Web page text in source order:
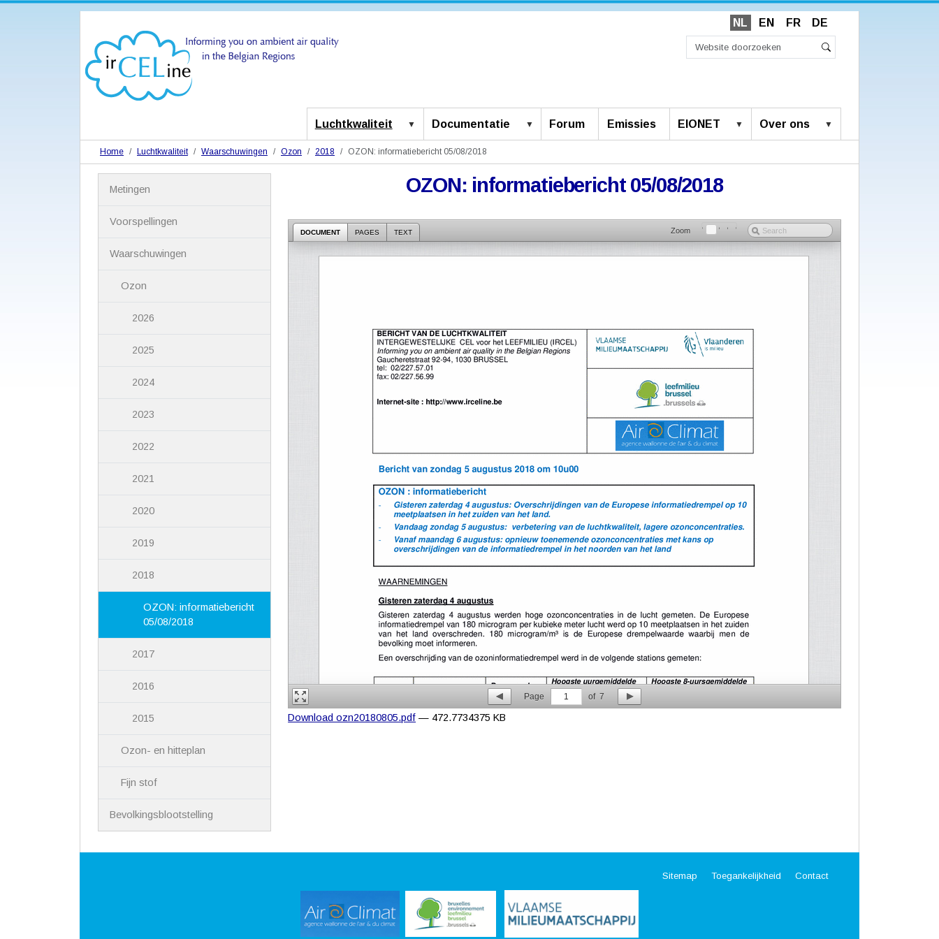
NL EN FR DE
Luchtkwaliteit Documentatie Forum Emissies EIONET Over ons
Home Luchtkwaliteit Waarschuwingen Ozon 2018 OZON: informatiebericht 05/08/2018
OZON: informatiebericht 05/08/2018
DOCUMENT PAGES TEXT Zoom
Page 1 of7
Download ozn20180805.pdf — 472.7734375 KB
Metingen
Voorspellingen
Waarschuwingen
Ozon
2026
2025
2024
2023
2022
2021
2020
2019
2018
OZON: informatiebericht
05/08/2018
2017
2016
2015
Ozon- en hitteplan
Fijn stof
Bevolkingsblootstelling
Sitemap Toegankelijkheid Contact